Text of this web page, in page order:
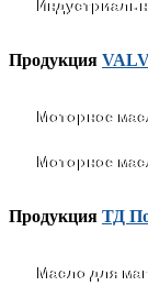
Продукция
Моторное
Моторное
Продукция ТД
Масло для